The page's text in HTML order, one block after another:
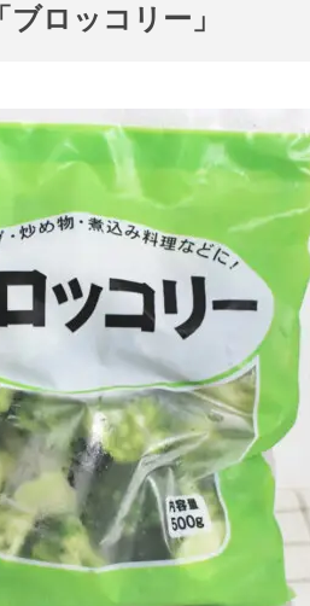
小鉢料理に「ブロッコリーの塩昆布炒
ロッコリー」